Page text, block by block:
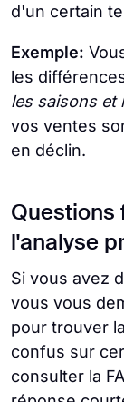
d'un certain
Exemple:
les
les saisons et
vos ventes
en déclin.
Questions
l'analyse
Si vous avez
vous vous
pour trouver
confus sur
consulter la